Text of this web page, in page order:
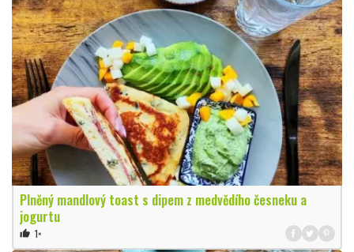
Plněný mandlový toast s dipem z medvědího česneku a
jogurtu
thumb_up 1×